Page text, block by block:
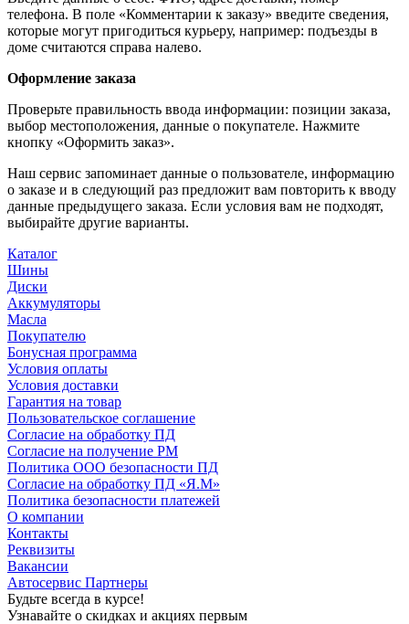
телефона. В поле «Комментарии к заказу» введите сведения,
которые могут пригодиться курьеру, например: подъезды в
доме считаются справа налево.
Оформление заказа
Проверьте правильность ввода информации: позиции заказа,
выбор местоположения, данные о покупателе. Нажмите
кнопку «Оформить заказ».
Наш сервис запоминает данные о пользователе, информацию
о заказе и в следующий раз предложит вам повторить к вводу
данные предыдущего заказа. Если условия вам не подходят,
выбирайте другие варианты.
Каталог
Шины
Диски
Аккумуляторы
Масла
Покупателю
Бонусная программа
Условия оплаты
Условия доставки
Гарантия на товар
Пользовательское соглашение
Согласие на обработку ПД
Согласие на получение РМ
Политика ООО безопасности ПД
Согласие на обработку ПД «Я.М»
Политика безопасности платежей
О компании
Контакты
Реквизиты
Вакансии
Автосервис Партнеры
Будьте всегда в курсе!
Узнавайте о скидках и акциях первым